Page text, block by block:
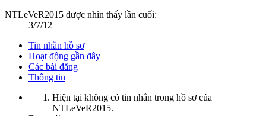
NTLeVeR2015 được nhìn thấy lần cuối:
3/7/12
Tin nhắn hồ sơ
Hoạt động gần đây
Các bài đăng
Thông tin
Hiện tại không có tin nhắn trong hồ sơ của
NTLeVeR2015.